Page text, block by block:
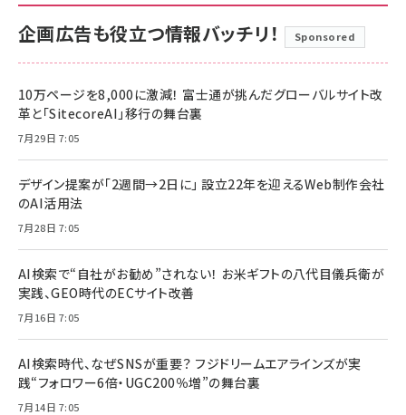
企画広告も役立つ情報バッチリ！ Sponsored
10万ページを8,000に激減！ 富士通が挑んだグローバルサイト改
革と「SitecoreAI」移行の舞台裏
7月29日 7:05
デザイン提案が「2週間→2日に」 設立22年を迎えるWeb制作会社
のAI活用法
7月28日 7:05
AI検索で“自社がお勧め”されない！ お米ギフトの八代目儀兵衛が
実践、GEO時代のECサイト改善
7月16日 7:05
AI検索時代、なぜSNSが重要？ フジドリームエアラインズが実
践“フォロワー6倍・UGC200％増”の舞台裏
7月14日 7:05